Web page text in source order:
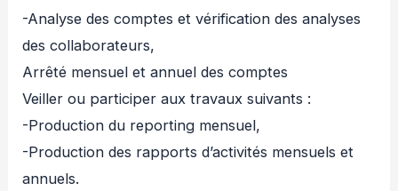
-Analyse des comptes et vérification des analyses
des collaborateurs,
Arrêté mensuel et annuel des comptes
Veiller ou participer aux travaux suivants :
-Production du reporting mensuel,
-Production des rapports d’activités mensuels et
annuels.